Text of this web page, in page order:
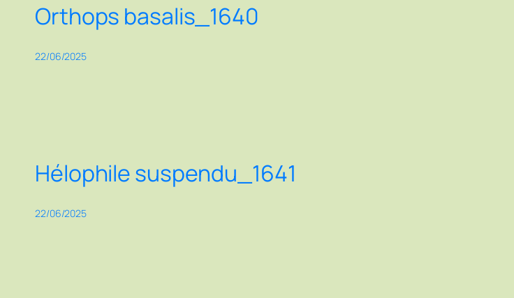
Orthops basalis_1640
22/06/2025
Hélophile suspendu_1641
22/06/2025